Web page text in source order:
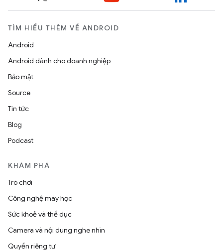
TÌM HIỂU THÊM VỀ ANDROID
Android
Android dành cho doanh nghiệp
Bảo mật
Source
Tin tức
Blog
Podcast
KHÁM PHÁ
Trò chơi
Công nghệ máy học
Sức khoẻ và thể dục
Camera và nội dung nghe nhìn
Quyền riêng tư